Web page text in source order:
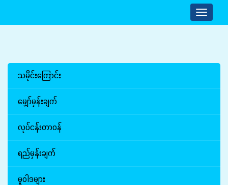
Toggle
သမိုင်းကြောင်း
မျှော်မှန်းချက်
လုပ်ငန်းတာဝန်
ရည်မှန်းချက်
မူဝါဒများ